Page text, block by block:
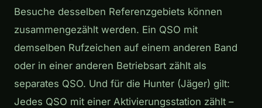
Besuche desselben Referenzgebiets können
zusammengezählt werden. Ein QSO mit
demselben Rufzeichen auf einem anderen Band
oder in einer anderen Betriebsart zählt als
separates QSO. Und für die Hunter (Jäger) gilt:
Jedes QSO mit einer Aktivierungsstation zählt –